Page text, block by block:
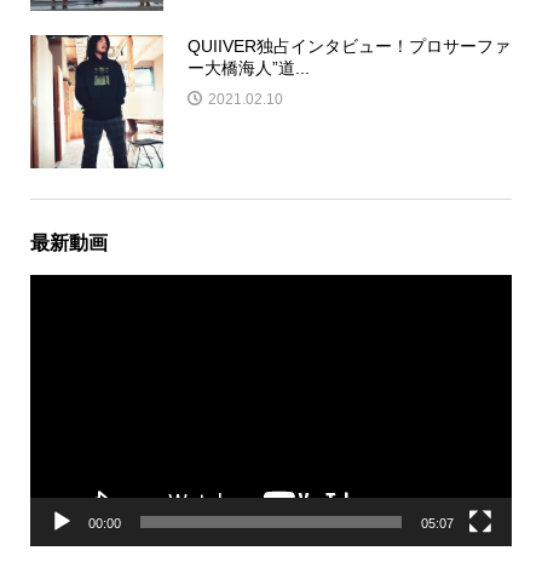
QUIIVER独占インタビュー！プロサーファ
ー大橋海人”道...
2021.02.10
最新動画
00:00 05:07